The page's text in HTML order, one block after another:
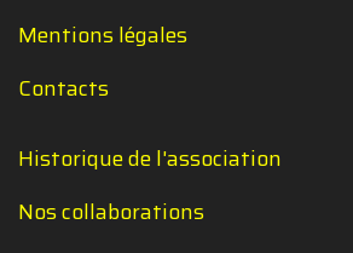
Mentions légales
Contacts
Historique de l'association
Nos collaborations